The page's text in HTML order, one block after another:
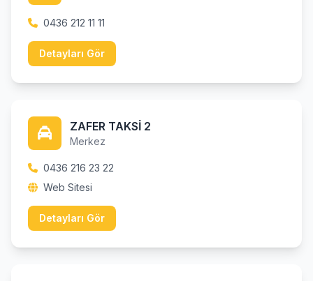
0436 212 11 11
Detayları Gör
ZAFER TAKSİ 2
Merkez
0436 216 23 22
Web Sitesi
Detayları Gör